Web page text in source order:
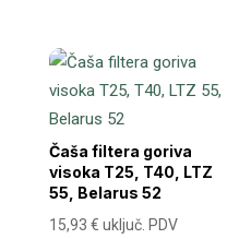
Čaša filtera goriva
visoka T25, T40, LTZ
55, Belarus 52
15,93 € uključ. PDV